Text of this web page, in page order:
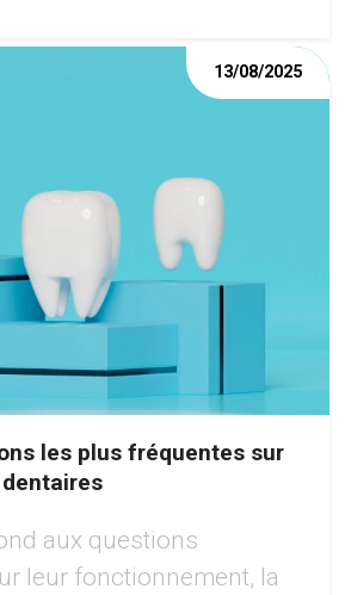
les plus fréquentes sur
13/08/2025
aux questions
leur fonctionnement, la